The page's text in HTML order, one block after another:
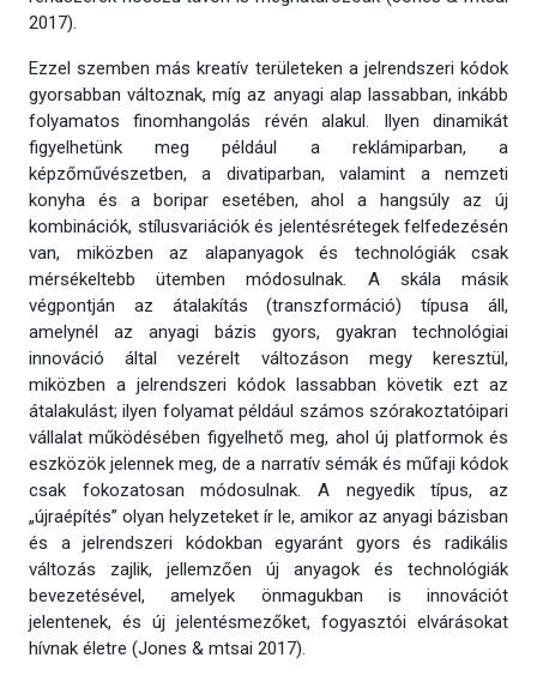
2017).
Ezzel szemben más kreatív területeken a jelrendszeri kódok
gyorsabban változnak, míg az anyagi alap lassabban, inkább
folyamatos finomhangolás révén alakul. Ilyen dinamikát
figyelhetünk meg például a reklámiparban, a
képzőművészetben, a divatiparban, valamint a nemzeti
konyha és a boripar esetében, ahol a hangsúly az új
kombinációk, stílusvariációk és jelentésrétegek felfedezésén
van, miközben az alapanyagok és technológiák csak
mérsékeltebb ütemben módosulnak. A skála másik
végpontján az átalakítás (transzformáció) típusa áll,
amelynél az anyagi bázis gyors, gyakran technológiai
innováció által vezérelt változáson megy keresztül,
miközben a jelrendszeri kódok lassabban követik ezt az
átalakulást; ilyen folyamat például számos szórakoztatóipari
vállalat működésében figyelhető meg, ahol új platformok és
eszközök jelennek meg, de a narratív sémák és műfaji kódok
csak fokozatosan módosulnak. A negyedik típus, az
„újraépítés” olyan helyzeteket ír le, amikor az anyagi bázisban
és a jelrendszeri kódokban egyaránt gyors és radikális
változás zajlik, jellemzően új anyagok és technológiák
bevezetésével, amelyek önmagukban is innovációt
jelentenek, és új jelentésmezőket, fogyasztói elvárásokat
hívnak életre (Jones & mtsai 2017).